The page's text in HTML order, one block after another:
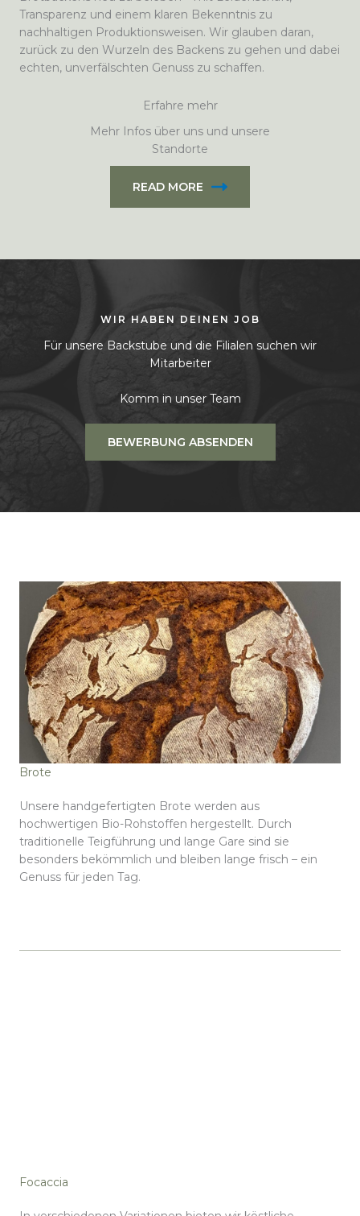
Transparenz und einem klaren Bekenntnis zu
nachhaltigen Produktionsweisen. Wir glauben daran,
zurück zu den Wurzeln des Backens zu gehen und dabei
echten, unverfälschten Genuss zu schaffen.
Erfahre mehr
Mehr Infos über uns und unsere
Standorte
READ MORE
WIR HABEN DEINEN JOB
Für unsere Backstube und die Filialen suchen wir
Mitarbeiter
Komm in unser Team
BEWERBUNG ABSENDEN
Brote
Unsere handgefertigten Brote werden aus
hochwertigen Bio-Rohstoffen hergestellt. Durch
traditionelle Teigführung und lange Gare sind sie
besonders bekömmlich und bleiben lange frisch – ein
Genuss für jeden Tag.
Focaccia